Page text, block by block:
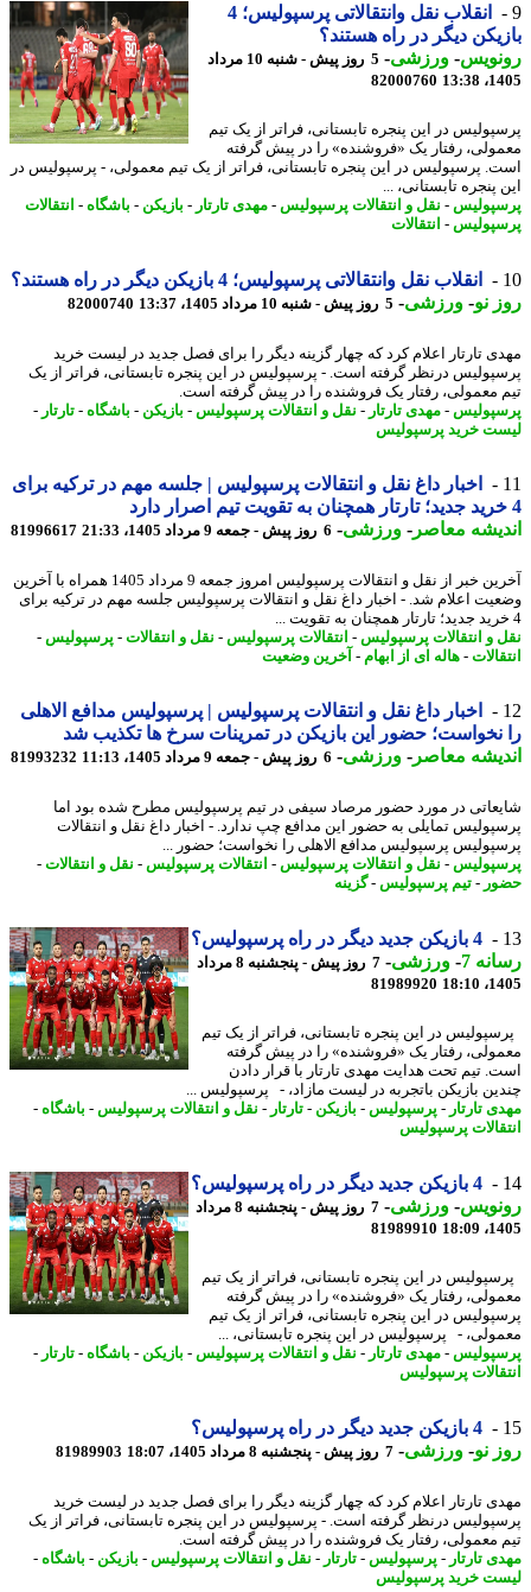
انقلاب نقل وانتقالاتی پرسپولیس؛ 4
دیگر در راه هستند؟
-ورزشی-
5 روز پیش - شنبه 10 مرداد
82000760
در این پنجره تابستانی، فراتر از یک تیم
رفتار یک «فروشنده» را در پیش گرفته
پرسپولیس در این پنجره تابستانی، فراتر از یک تیم معمولی، - پرسپولیس در
پنجره تابستانی، ...
-نقل و انتقالات پرسپولیس-مهدی تارتار- بازیکن -باشگاه-انتقالات
-انتقالات
انقلاب نقل وانتقالاتی پرسپولیس؛ 4 بازیکن دیگر در راه هستند؟
نو- ورزشی-5 روز پیش - شنبه 10 مرداد 1405، 13:37 82000740
تارتار اعلام کرد که چهار گزینه دیگر را برای فصل جدید در لیست خرید
درنظر گرفته است. - پرسپولیس در این پنجره تابستانی، فراتر از یک
معمولی، رفتار یک فروشنده را در پیش گرفته است.
-مهدی تارتار- نقل و انتقالات پرسپولیس-بازیکن -باشگاه-تارتار-
خرید پرسپولیس
اخبار داغ نقل و انتقالات پرسپولیس | جلسه مهم در ترکیه برای
معاصر-ورزشی-6 روز پیش - جمعه 9 مرداد 1405، 21:33 81996617
آخرین خبر از نقل و انتقالات پرسپولیس امروز جمعه 9 مرداد 1405 همراه با آخرین
اعلام شد. - اخبار داغ نقل و انتقالات پرسپولیس جلسه مهم در ترکیه برای
و انتقالات پرسپولیس-انتقالات پرسپولیس-نقل و انتقالات-پرسپولیس-
-هاله ای از ابهام -آخرین وضعیت
اخبار داغ نقل و انتقالات پرسپولیس | پرسپولیس مدافع الاهلی
نخواست؛ حضور این بازیکن در تمرینات سرخ ها تکذیب شد
معاصر-ورزشی-6 روز پیش - جمعه 9 مرداد 1405، 11:13 81993232
در مورد حضور مرصاد سیفی در تیم پرسپولیس مطرح شده بود اما
تمایلی به حضور این مدافع چپ ندارد. - اخبار داغ نقل و انتقالات
پرسپولیس مدافع الاهلی را نخواست؛ حضور ...
-نقل و انتقالات پرسپولیس-انتقالات پرسپولیس-نقل و انتقالات-
-تیم پرسپولیس-گزینه
4 بازیکن جدید دیگر در راه پرسپولیس؟
7
-ورزشی-
7 روز پیش - پنجشنبه 8 مرداد
81989920
در این پنجره تابستانی، فراتر از یک تیم
رفتار یک «فروشنده» را در پیش گرفته
تیم تحت هدایت مهدی تارتار با قرار دادن
بازیکن باتجربه در لیست مازاد، - پرسپولیس ...
تارتار- پرسپولیس-بازیکن -تارتار- نقل و انتقالات پرسپولیس-باشگاه-
پرسپولیس
4 بازیکن جدید دیگر در راه پرسپولیس؟
-ورزشی-
7 روز پیش - پنجشنبه 8 مرداد
81989910
در این پنجره تابستانی، فراتر از یک تیم
رفتار یک «فروشنده» را در پیش گرفته
در این پنجره تابستانی، فراتر از یک تیم
- پرسپولیس در این پنجره تابستانی، ...
-مهدی تارتار- نقل و انتقالات پرسپولیس-بازیکن -باشگاه-تارتار-
پرسپولیس
4 بازیکن جدید دیگر در راه پرسپولیس؟
نو- ورزشی-7 روز پیش - پنجشنبه 8 مرداد 1405، 18:07 81989903
تارتار اعلام کرد که چهار گزینه دیگر را برای فصل جدید در لیست خرید
درنظر گرفته است. - پرسپولیس در این پنجره تابستانی، فراتر از یک
معمولی، رفتار یک فروشنده را در پیش گرفته است.
تارتار- پرسپولیس-تارتار- نقل و انتقالات پرسپولیس-بازیکن -باشگاه-
خرید پرسپولیس